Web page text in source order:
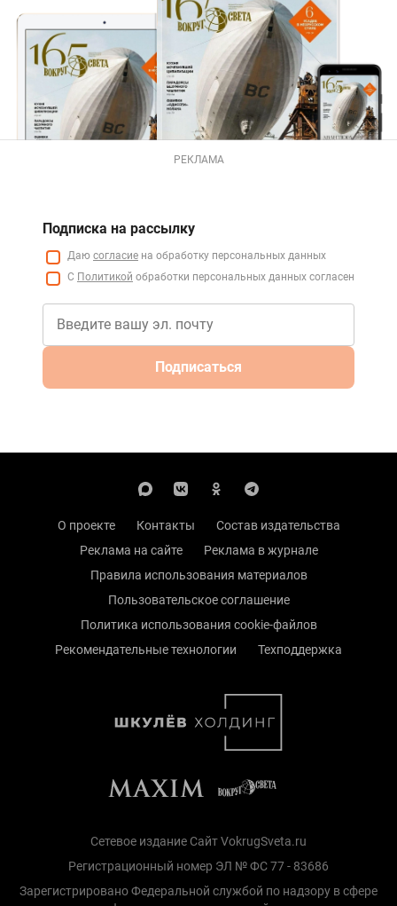
РЕКЛАМА
Подписка на рассылку
Даю согласие на обработку персональных данных
С Политикой обработки персональных данных согласен
Подписаться
О проекте Контакты
Состав издательства
Реклама на сайте
Реклама в журнале
Правила использования материалов
Пользовательское соглашение
Политика использования cookie-файлов
Рекомендательные технологии
Техподдержка
Сетевое издание Сайт VokrugSveta.ru
Регистрационный номер ЭЛ № ФС 77 - 83686
Зарегистрировано Федеральной службой по надзору в сфере